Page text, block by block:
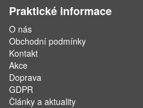
Praktické informace
O nás
Obchodní podmínky
Kontakt
Akce
Doprava
GDPR
Články a aktuality